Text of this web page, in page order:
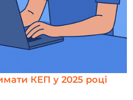
КЕП у 2025 році